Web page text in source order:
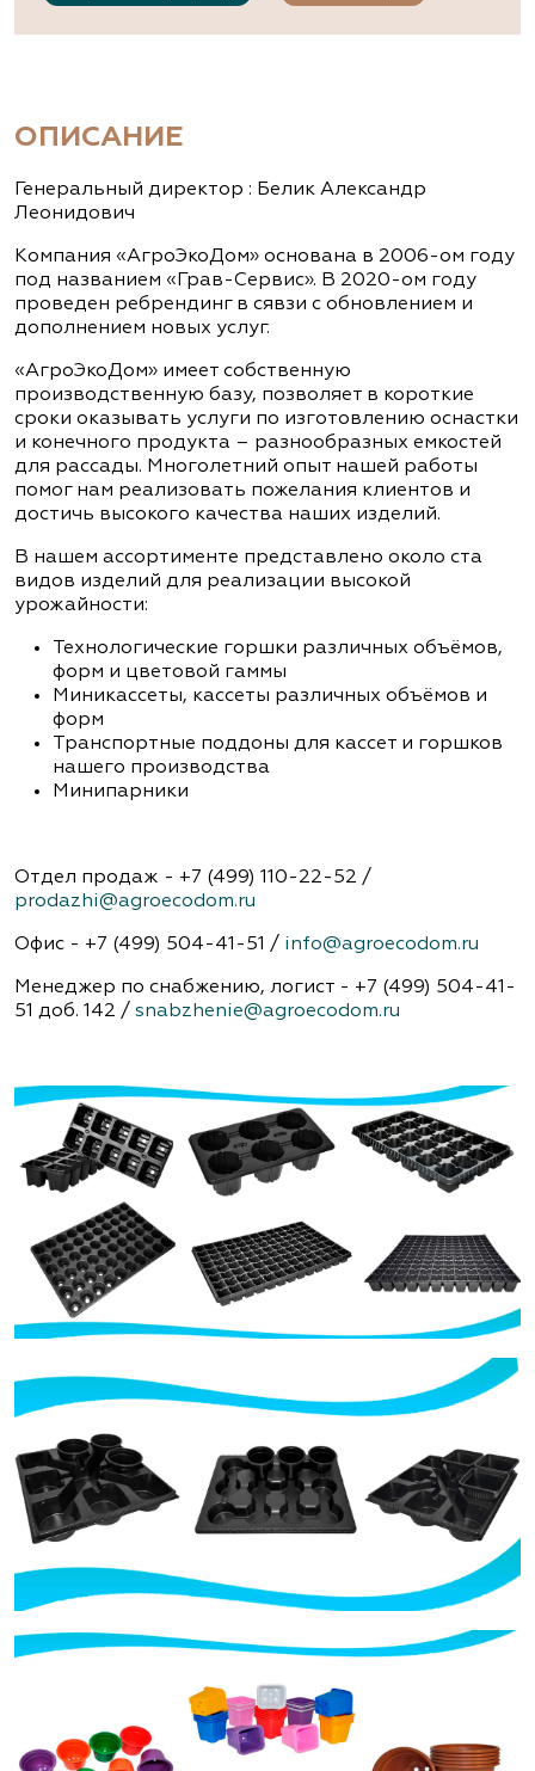
ОПИСАНИЕ
Генеральный директор : Белик Александр
Леонидович
Компания «АгроЭкоДом» основана в 2006-ом году
под названием «Грав-Сервис». В 2020-ом году
проведен ребрендинг в сявзи с обновлением и
дополнением новых услуг.
«АгроЭкоДом» имеет собственную
производственную базу, позволяет в короткие
сроки оказывать услуги по изготовлению оснастки
и конечного продукта – разнообразных емкостей
для рассады. Многолетний опыт нашей работы
помог нам реализовать пожелания клиентов и
достичь высокого качества наших изделий.
В нашем ассортименте представлено около ста
видов изделий для реализации высокой
урожайности:
Технологические горшки различных объёмов,
форм и цветовой гаммы
Миникассеты, кассеты различных объёмов и
форм
Транспортные поддоны для кассет и горшков
нашего производства
Минипарники
Отдел продаж - +7 (499) 110-22-52 /
prodazhi@agroecodom.ru
Офис - +7 (499) 504-41-51 / info@agroecodom.ru
Менеджер по снабжению, логист - +7 (499) 504-41-
51 доб. 142 / snabzhenie@agroecodom.ru